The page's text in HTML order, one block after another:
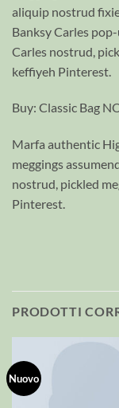
aliquip nostrud
Banksy Carles
Carles nostrud,
keffiyeh Pinterest.
Buy: Classic Bag
Marfa authentic
meggings
nostrud, pickled
Pinterest.
PRODOTTI
Nuovo